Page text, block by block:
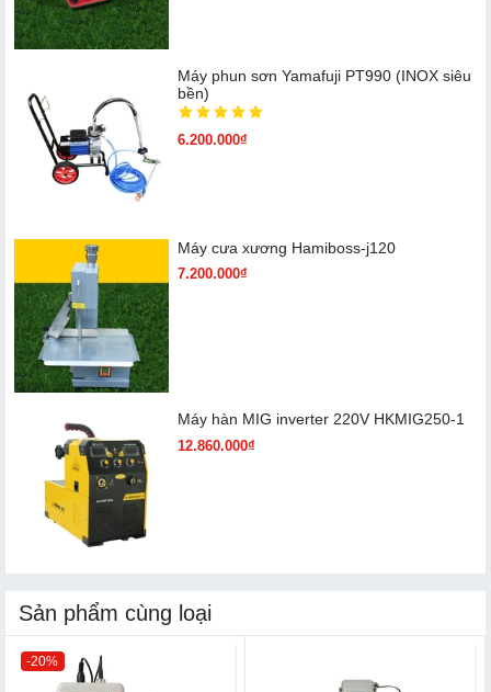
Máy phun sơn Yamafuji PT990 (INOX siêu
bền)
6.200.000₫
Máy cưa xương Hamiboss-j120
7.200.000₫
Máy hàn MIG inverter 220V HKMIG250-1
12.860.000₫
Sản phẩm cùng loại
-20%